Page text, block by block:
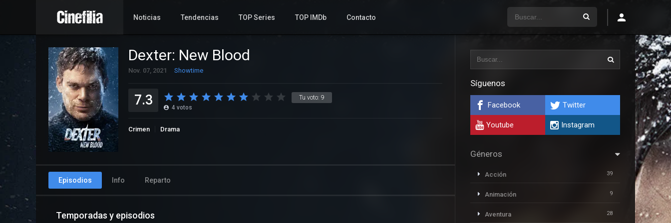
Noticias Tendencias TOP Series TOP IMDb Contacto
Dexter: New Blood
Nov. 07, 2021 Showtime
Tu voto: 9
7.3 4 votos
Crimen Drama
Episodios Info Reparto
Temporadas y episodios
Síguenos
Facebook Twitter
Youtube Instagram
Géneros
Acción 39
Animación 9
Aventura 28